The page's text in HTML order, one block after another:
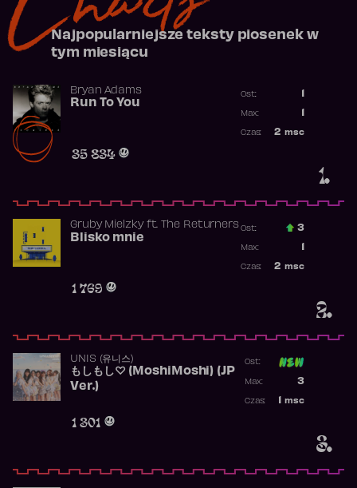
Najpopularniejsze teksty piosenek w
tym miesiącu
1.
Bryan Adams
Run To You
35 834
Ost.:
Max:
2 msc
Czas:
2.
Gruby Mielzkyft. The Returners
Blisko mnie
1 769
Ost.: 3
Max:
2 msc
Czas:
3.
UNIS (유니스)
もしもし♡ (MoshiMoshi) (JP
Ver.)
1 301
Ost:
3
Max:
msc
Czas: